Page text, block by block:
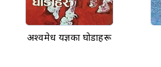
अश्वमेध यज्ञका घोडाहरू